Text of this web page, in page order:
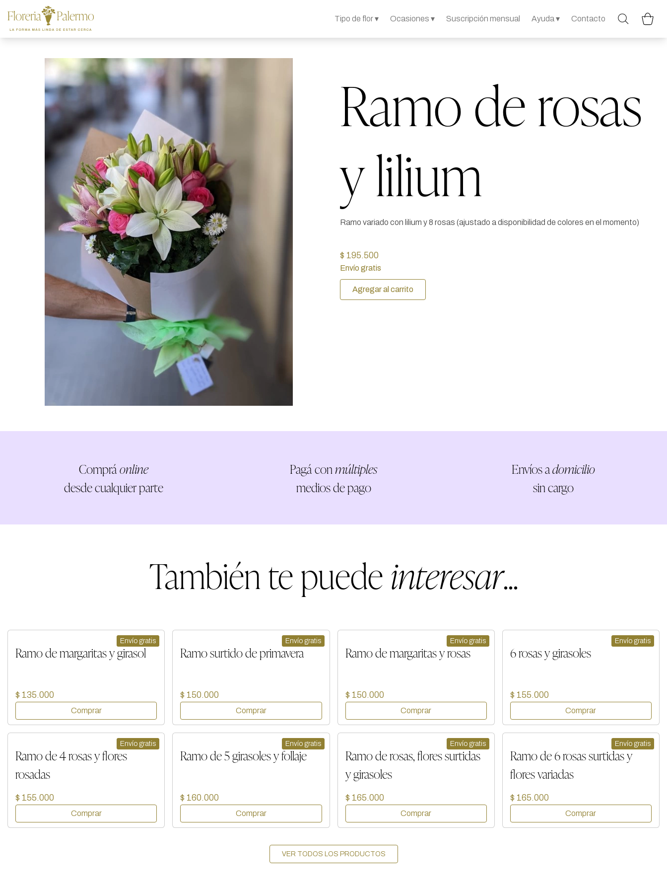
Tipo de flor ▾ Ocasiones ▾ Suscripción mensual Ayuda ▾ Contacto
Ramo de rosas
y lilium
Ramo variado con lilium y 8 rosas (ajustado a disponibilidad de colores en el momento)
$ 195.500
Envío gratis
Agregar al carrito
Compráonline
desde cualquier parte
Pagá con múltiples
medios de pago
Envíos adomicilio
sin cargo
También te puedeinteresar...
Envío gratis
Ramo de margaritas y girasol
$ 135.000
Envío gratis
Ramo surtido de primavera
$ 150.000
Envío gratis
Ramo de margaritas y rosas
$ 150.000
Envío gratis
6 rosas y girasoles
$ 155.000
Envío gratis
Ramo de 4 rosas y flores
rosadas
$ 155.000
Envío gratis
Ramo de 5 girasoles y follaje
$ 160.000
Envío gratis
Ramo de rosas, flores surtidas
y girasoles
$ 165.000
Envío gratis
Ramo de 6 rosas surtidas y
flores variadas
$ 165.000
VER TODOS LOS PRODUCTOS